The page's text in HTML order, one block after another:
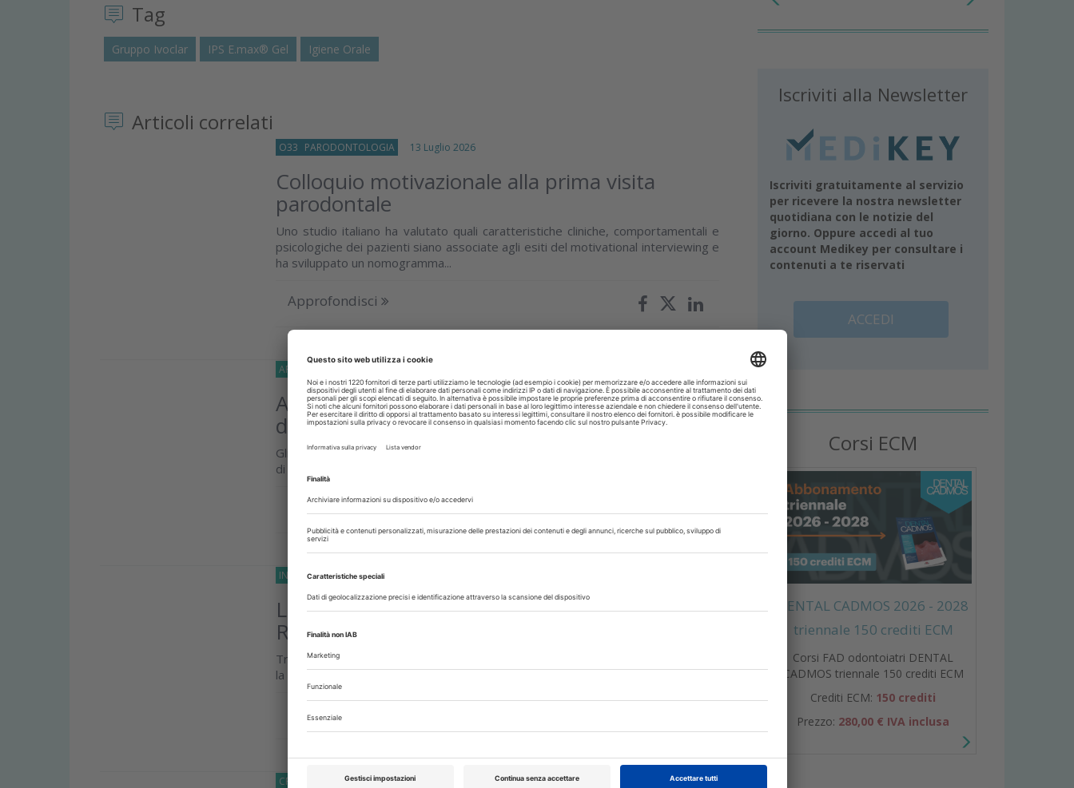
Tag
Gruppo Ivoclar IPS E.max® Gel Igiene Orale
Articoli correlati
O33 PARODONTOLOGIA 13 Luglio 2026
Colloquio motivazionale alla prima visita
parodontale
Uno studio italiano ha valutato quali caratteristiche cliniche, comportamentali e
psicologiche dei pazienti siano associate agli esiti del motivational interviewing e
ha sviluppato un nomogramma...
Approfondisci
APPROFONDIMENTI
Allineatori trasparenti, la pulizia efficace passa
dalla combinazione di metodi
Gli ortodontisti si dividono sui prodotti consigliati ma concordano sulla necessità
di abbinare metodi chimici a quelli meccanici
Approfondisci
INCHIESTE 19 Maggio 2026
Le gengive infiamamte della generazione Z.
Rischio parodontite già a 20 anni
Trombelli: un segnale che non va sottovalutato. Una ricerca SIdP ha fotografato
la salute orale degli italiani per fascie di età
Approfondisci
CRONACA 12 Maggio 2026
Iscriviti alla Newsletter
Iscriviti gratuitamente al servizio
per ricevere la nostra newsletter
quotidiana con le notizie del
giorno. Oppure accedi al tuo
account Medikey per consultare i
contenuti a te riservati
ACCEDI
Corsi ECM
DENTAL CADMOS 2026 - 2028
triennale 150 crediti ECM
Corsi FAD odontoiatri DENTAL
CADMOS triennale 150 crediti ECM
Crediti ECM: 150 crediti
Prezzo: 280,00 € IVA inclusa